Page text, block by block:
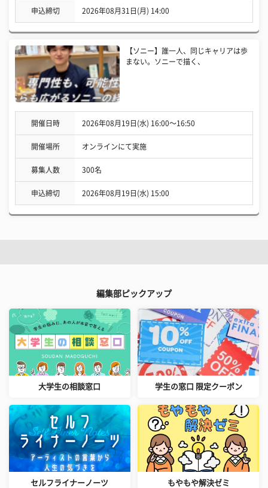
申込締切 2026年08月31日(月) 14:00
【ソニー】誰一人、同じキャリアは歩
まない。ソニーで描く、
開催日時 2026年08月19日(水) 16:00〜16:50
開催場所 オンラインにて実施
募集人数 300名
申込締切 2026年08月19日(水) 15:00
編集部ピックアップ
大学生の相談窓口 学生の窓口 限定クーポン
セルフライナーノーツ もやもや解決ゼミ